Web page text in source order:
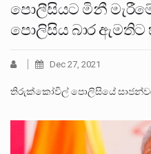
පොලීසියට මිනී
පොලිසිය බාර ඇමතිට
Dec 27, 2021
තිරුක්කෝවිල් පොලිසියේ